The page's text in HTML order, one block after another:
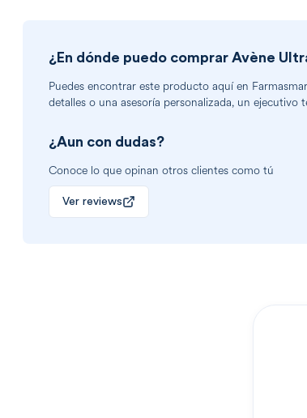
¿En dónde puedo comprar Avène
Puedes encontrar este producto aquí en
detalles o una asesoría personalizada, un ejecutivo
¿Aun con dudas?
Conoce lo que opinan otros clientes como tú
Ver reviews